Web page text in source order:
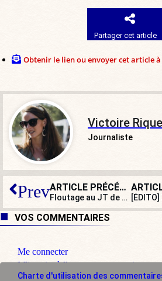
Partager cet article
Obtenir le lien ou envoyer cet article
Victoire
Journaliste
Prev ARTICLE PRÉCÉDENT
Floutage au JT de
France 2:
VOS COMMENTAIRES
Me connecter
M'inscrire à l'espace commentaire
Charte d'utilisation des